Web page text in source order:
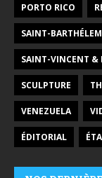
PORTO RICO
SAINT-
SAINT-VINCENT &
SCULPTURE
VENEZUELA
ÉDITORIAL